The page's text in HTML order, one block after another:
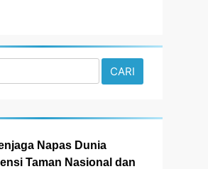
Napas Dunia
Taman Nasional dan